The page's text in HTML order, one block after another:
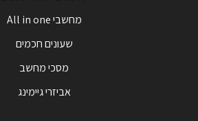
מחשבי All in one
שעונים חכמים
מסכי מחשב
אביזרי גיימינג